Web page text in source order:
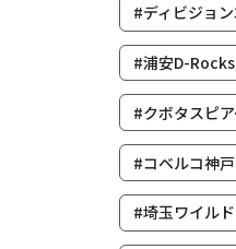
#ディビジョ
#浦安D-Rocks
#クボタスピ
#コベルコ神
#埼玉ワイル